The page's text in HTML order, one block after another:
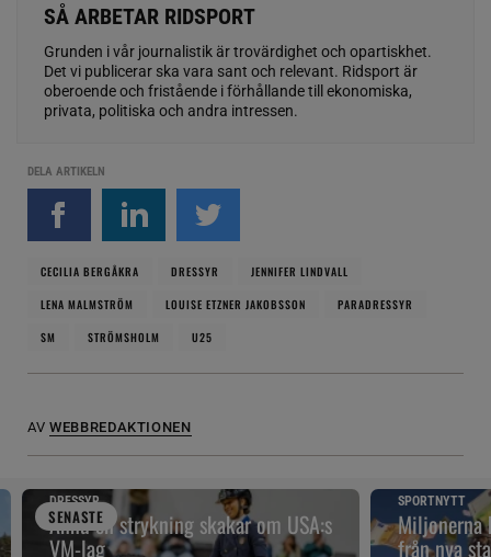
SÅ ARBETAR RIDSPORT
Grunden i vår journalistik är trovärdighet och opartiskhet.
Det vi publicerar ska vara sant och relevant. Ridsport är
oberoende och fristående i förhållande till ekonomiska,
privata, politiska och andra intressen.
DELA ARTIKELN
CECILIA BERGÅKRA DRESSYR
JENNIFER LINDVALL
LENA MALMSTRÖM
LOUISE ETZNER JAKOBSSON
PARADRESSYR
SM
STRÖMSHOLM U25
AV WEBBREDAKTIONEN
SENASTE
DRESSYR
Ännu en strykning skakar om USA:s
VM-lag
SPORTNYTT
Miljonerna
från nya